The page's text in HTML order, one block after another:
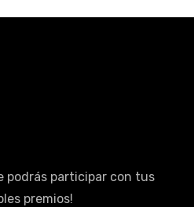
podrás participar con tus
premios!